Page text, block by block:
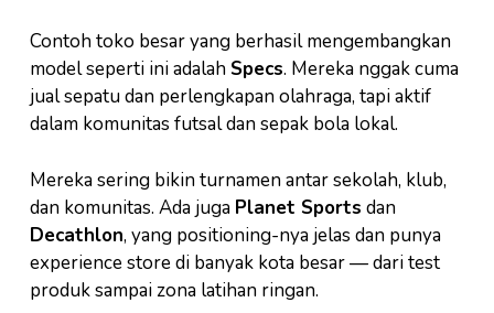
Contoh toko besar yang berhasil mengembangkan
model seperti ini adalah Specs. Mereka nggak cuma
jual sepatu dan perlengkapan olahraga, tapi aktif
dalam komunitas futsal dan sepak bola lokal.
Mereka sering bikin turnamen antar sekolah, klub,
dan komunitas. Ada juga Planet Sports dan
Decathlon, yang positioning-nya jelas dan punya
experience store di banyak kota besar — dari test
produk sampai zona latihan ringan.